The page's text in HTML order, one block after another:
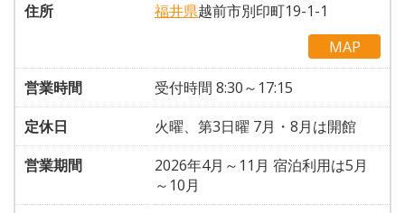
住所
福井県越前市別印町19-1-1
MAP
営業時間
受付時間 8:30～17:15
定休日
火曜、第3日曜 7月・8月は開館
営業期間
2026年4月～11月 宿泊利用は5月
～10月